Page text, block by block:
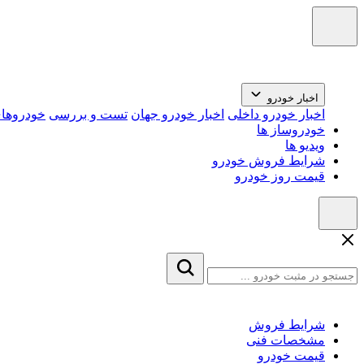
اخبار خودرو
اخبار خودرو داخلی اخبار خودرو جهان تست و بررسی
خودروساز ها
ویدیو ها
شرایط فروش خودرو
قیمت روز خودرو
شرایط فروش
مشخصات فنی
قیمت خودرو